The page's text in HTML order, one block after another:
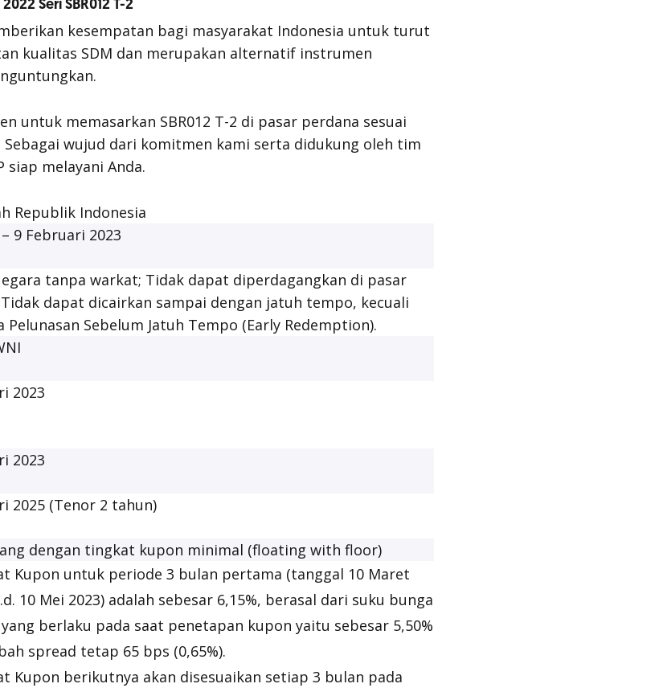
Seri SBR012 T-2
kesempatan bagi masyarakat Indonesia untuk turut
kualitas SDM dan merupakan alternatif instrumen
untuk memasarkan SBR012 T-2 di pasar perdana sesuai
Sebagai wujud dari komitmen kami serta didukung oleh tim
siap melayani Anda.
Republik Indonesia
9 Februari 2023
tanpa warkat; Tidak dapat diperdagangkan di pasar
dapat dicairkan sampai dengan jatuh tempo, kecuali
Pelunasan Sebelum Jatuh Tempo (Early Redemption).
2023
2023
2025 (Tenor 2 tahun)
dengan tingkat kupon minimal (floating with floor)
Kupon untuk periode 3 bulan pertama (tanggal 10 Maret
10 Mei 2023) adalah sebesar 6,15%, berasal dari suku bunga
berlaku pada saat penetapan kupon yaitu sebesar 5,50%
spread tetap 65 bps (0,65%).
Kupon berikutnya akan disesuaikan setiap 3 bulan pada